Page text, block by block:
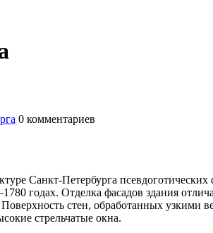
0 комментариев
Санкт-Петербурга
годах. Отделка фасадов здания
стен, обработанных узкими
стрельчатые окна.